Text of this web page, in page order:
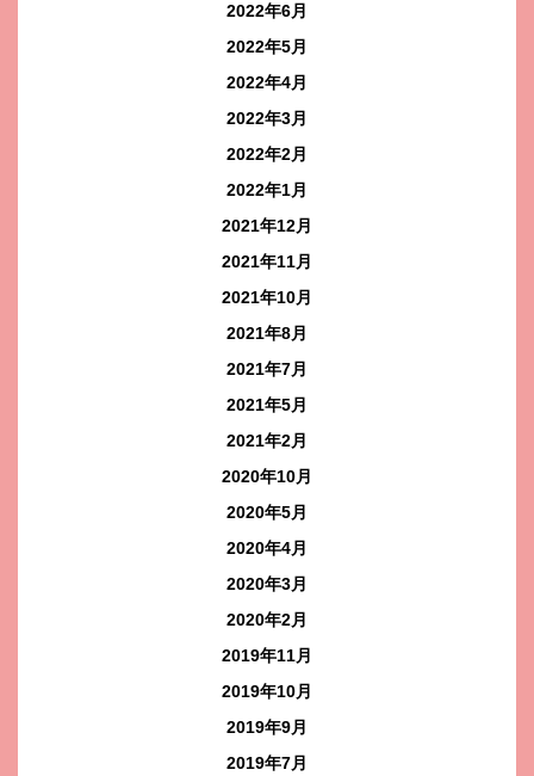
2022年6月
2022年5月
2022年4月
2022年3月
2022年2月
2022年1月
2021年12月
2021年11月
2021年10月
2021年8月
2021年7月
2021年5月
2021年2月
2020年10月
2020年5月
2020年4月
2020年3月
2020年2月
2019年11月
2019年10月
2019年9月
2019年7月